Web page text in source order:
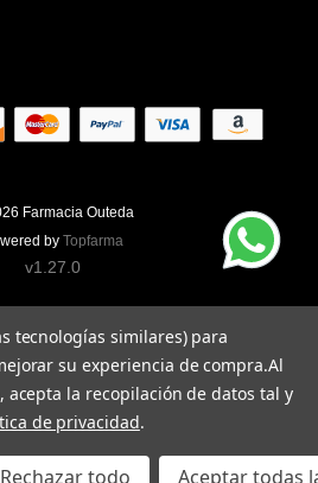
Farmacia Outeda
by Topfarma
v1.27.0
tecnologías similares) para
su experiencia de compra.Al
la recopilación de datos tal y
de privacidad.
Rechazar todo Aceptar todas